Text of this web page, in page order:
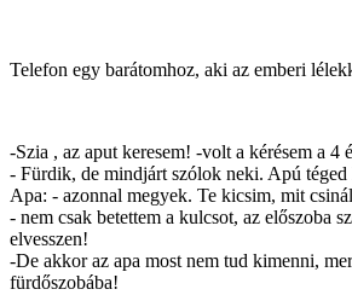
Telefon egy barátomhoz, aki az emberi
-Szia , az aput keresem! -volt a kérésem a 4
- Fürdik, de mindjárt szólok neki. Apú téged
Apa: - azonnal megyek. Te kicsim, mit
- nem csak betettem a kulcsot, az előszoba
elvesszen!
-De akkor az apa most nem tud kimenni,
fürdőszobába!